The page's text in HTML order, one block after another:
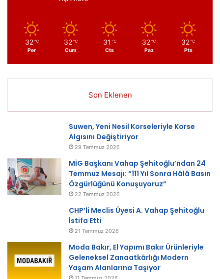
32 ℃
Per
32 ℃
Cum
31 ℃
Cts
32 ℃
Paz
32 ℃
Pts
Son Eklenen
Suwen, Yeni Nesil Korseleriyle Korse
Algısını Değiştiriyor
29 Temmuz 2026
MİG Başkanı Vahap Şehitoğlu’ndan 24
Temmuz Mesajı: “111 Yıl Sonra Hâlâ Basın
Özgürlüğünü Konuşuyoruz”
22 Temmuz 2026
CHP’li Meclis Üyesi A. Vahap Şehitoğlu
İstifa Etti
21 Temmuz 2026
Moda Bakır, El Yapımı Bakır Ürünleriyle
Geleneksel Zanaatkârlığı Modern
Yaşam Alanlarına Taşıyor